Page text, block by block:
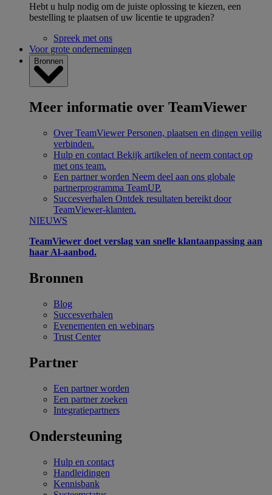
Hebt u hulp nodig om de juiste oplossing te kiezen, een
bestelling te plaatsen of uw licentie te upgraden?
Spreek met ons
Voor grote ondernemingen
Bronnen
Meer informatie over TeamViewer
Over TeamViewer Personen, plaatsen en dingen veilig
verbinden.
Hulp en contact Bekijk artikelen of neem contact op
met ons team.
Een partner worden Neem deel aan ons globale
partnerprogramma TeamUP.
Succesverhalen Ontdek resultaten bereikt door
TeamViewer-klanten.
NIEUWS
TeamViewer doet verslag van snelle klantaanpassing aan
haar Al-aanbod.
Bronnen
Blog
Succesverhalen
Evenementen en webinars
Trust Center
Partner
Een partner worden
Een partner zoeken
Integratiepartners
Ondersteuning
Hulp en contact
Handleidingen
Kennisbank